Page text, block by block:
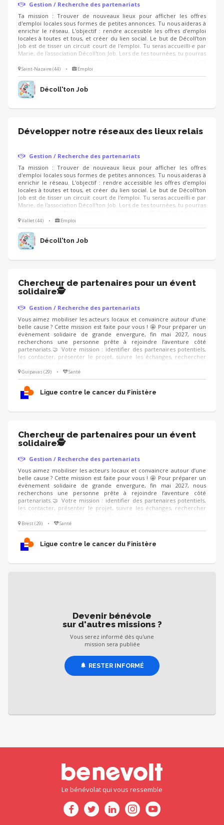
Gestion / Recherche des partenariats
Ta mission : Trouver de nouveaux lieux pour afficher les offres
d'emploi locales sous formes de petites annonces. Tu nous aideras à
enrichir le réseau. L'objectif : rendre accessible les offres d'emploi
locales à toutes et tous, et créer du lien social. Le but de Décoll'ton
Job est de tisser un circuit court de l'emploi. Tu seras accueilli·e par
Marie, de l'association Décoll'ton Job. Lors de tes tournées, tu pourras
pas à jour dans la diffusion des offres d'emploi.
Saint-Nazaire (44) • Emploi
Décoll'ton Job
Développer notre réseaux des lieux relais
Gestion / Recherche des partenariats
Ta mission : Trouver de nouveaux lieux pour afficher les offres
d'emploi locales sous formes de petites annonces. Tu nous aideras à
enrichir le réseau. L'objectif : rendre accessible les offres d'emploi
locales à toutes et tous, et créer du lien social. Le but de Décoll'ton
Job est de tisser un circuit court de l'emploi. Tu seras accueilli·e par
Marie, de l'association Décoll'ton Job. Lors de tes tournées, tu pourras
pas à jour dans la diffusion des offres d'emploi.
Vallet (44) • Emploi
Décoll'ton Job
Chercheur de partenaires pour un évent
solidaire🕵
Gestion / Recherche des partenariats
Vous aimez mobiliser les acteurs locaux et convaincre autour d’une
belle cause ? Cette mission est faite pour vous ! 🤩 Pour préparer un
évènement solidaire de grande envergure, fin mai 2027, nous
recherchons une personne prête à rejoindre l’aventure côté
partenariats.🤝 Votre mission : identifier des partenaires potentiels,
les contacter, présenter le projet, suivre les échanges, rechercher
valoriser les partenaires engagés aux côtés de l’événement. On
recherche : un·e ambassadeur·rice convaincant·e, organisé·e, à l’aise
dans le contact, qui sait présenter un projet avec enthousiasme et
créer une relation de confiance.
Guipavas (29) • Santé
Ligue contre le cancer du Finistère
Chercheur de partenaires pour un évent
solidaire🕵
Gestion / Recherche des partenariats
Vous aimez mobiliser les acteurs locaux et convaincre autour d’une
belle cause ? Cette mission est faite pour vous ! 🤩 Pour préparer un
évènement solidaire de grande envergure, fin mai 2027, nous
recherchons une personne prête à rejoindre l’aventure côté
partenariats.🤝 Votre mission : identifier des partenaires potentiels,
les contacter, présenter le projet, suivre les échanges, rechercher
valoriser les partenaires engagés aux côtés de l’événement. On
recherche : un·e ambassadeur·rice convaincant·e, organisé·e, à l’aise
dans le contact, qui sait présenter un projet avec enthousiasme et
créer une relation de confiance.
Brest (29) • Santé
Ligue contre le cancer du Finistère
Devenir bénévole
sur d'autres missions ?
Vous serez informé dès qu'une
mission sera publiée
RESTER INFORMÉ
Le bénévolat qui vous ressemble